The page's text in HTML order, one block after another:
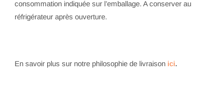
consommation indiquée sur l’emballage. A conserver au
réfrigérateur après ouverture.
En savoir plus sur notre philosophie de livraison ici.